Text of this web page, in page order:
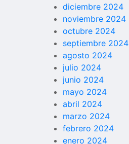
diciembre 2024
noviembre 2024
octubre 2024
septiembre 2024
agosto 2024
julio 2024
junio 2024
mayo 2024
abril 2024
marzo 2024
febrero 2024
enero 2024